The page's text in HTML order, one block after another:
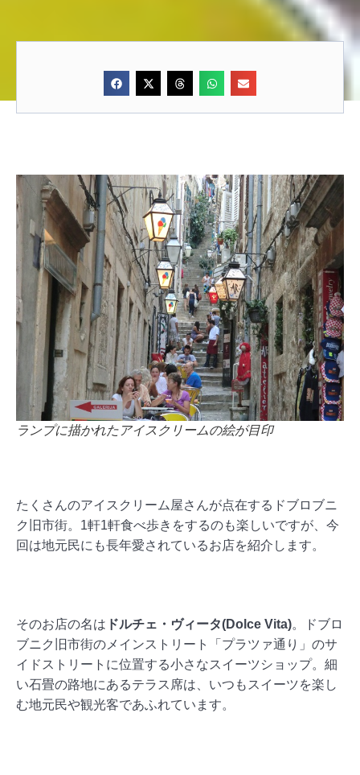
ランプに描かれたアイスクリームの絵が目印
たくさんのアイスクリーム屋さんが点在するドブロブニ
ク旧市街。1軒1軒食べ歩きをするのも楽しいですが、今
回は地元民にも長年愛されているお店を紹介します。
そのお店の名は ドルチェ・ヴィータ(Dolce Vita)。ドブロ
ブニク旧市街のメインストリート「プラツァ通り」のサ
イドストリートに位置する小さなスイーツショップ。 細
い石畳の路地にあるテラス席は、いつもスイーツを楽し
む地元民や観光客であふれています。